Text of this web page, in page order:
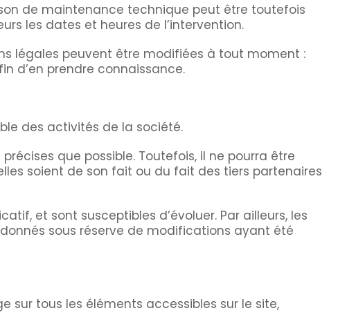
de maintenance technique peut être toutefois
les dates et heures de l’intervention.
légales peuvent être modifiées à tout moment :
d’en prendre connaissance.
des activités de la société.
que possible. Toutefois, il ne pourra être
soient de son fait ou du fait des tiers partenaires
et sont susceptibles d’évoluer. Par ailleurs, les
sous réserve de modifications ayant été
sur tous les éléments accessibles sur le site,